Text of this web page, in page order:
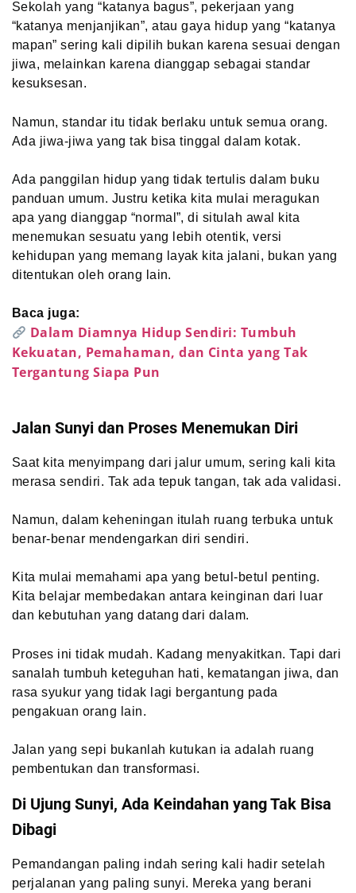
Sekolah yang “katanya bagus”, pekerjaan yang
“katanya menjanjikan”, atau gaya hidup yang “katanya
mapan” sering kali dipilih bukan karena sesuai dengan
jiwa, melainkan karena dianggap sebagai standar
kesuksesan.
Namun, standar itu tidak berlaku untuk semua orang.
Ada jiwa-jiwa yang tak bisa tinggal dalam kotak.
Ada panggilan hidup yang tidak tertulis dalam buku
panduan umum. Justru ketika kita mulai meragukan
apa yang dianggap “normal”, di situlah awal kita
menemukan sesuatu yang lebih otentik, versi
kehidupan yang memang layak kita jalani, bukan yang
ditentukan oleh orang lain.
Baca juga:
Dalam Diamnya Hidup Sendiri: Tumbuh
Kekuatan, Pemahaman, dan Cinta yang Tak
Tergantung Siapa Pun
Jalan Sunyi dan Proses Menemukan Diri
Saat kita menyimpang dari jalur umum, sering kali kita
merasa sendiri. Tak ada tepuk tangan, tak ada validasi.
Namun, dalam keheningan itulah ruang terbuka untuk
benar-benar mendengarkan diri sendiri.
Kita mulai memahami apa yang betul-betul penting.
Kita belajar membedakan antara keinginan dari luar
dan kebutuhan yang datang dari dalam.
Proses ini tidak mudah. Kadang menyakitkan. Tapi dari
sanalah tumbuh keteguhan hati, kematangan jiwa, dan
rasa syukur yang tidak lagi bergantung pada
pengakuan orang lain.
Jalan yang sepi bukanlah kutukan ia adalah ruang
pembentukan dan transformasi.
Di Ujung Sunyi, Ada Keindahan yang Tak Bisa
Dibagi
Pemandangan paling indah sering kali hadir setelah
perjalanan yang paling sunyi. Mereka yang berani